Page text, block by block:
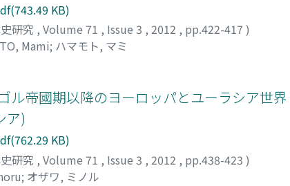
KB)
研究 , Volume 71 , Issue 3 , 2012 , pp.422-417 )
Mami; ハマモト, マミ
ル帝國期以降のヨーロッパとユーラシア世
ア)
KB)
研究 , Volume 71 , Issue 3 , 2012 , pp.438-423 )
; オザワ, ミノル